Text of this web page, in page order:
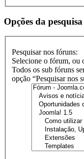
Opções da pesquisa
Pesquisar nos fóruns:
Selecione o fórum, ou
Todos os sub fóruns
opção “Pesquisar nos